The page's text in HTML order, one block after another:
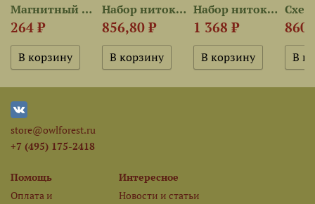
Магнитный держатель «Цветок...
264 ₽
Набор ниток OwlForest для...
856,80 ₽
Набор ниток OwlForest для...
1 368 ₽ 860
store@owlforest.ru
+7 (495) 175-2418
Помощь
Оплата и
Интересное
Новости и статьи